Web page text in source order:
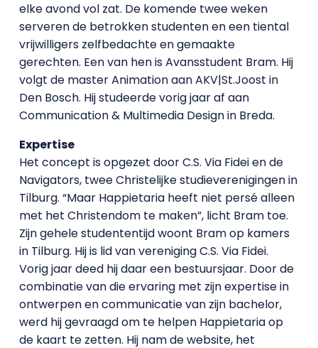
elke avond vol zat. De komende twee weken
serveren de betrokken studenten en een tiental
vrijwilligers zelfbedachte en gemaakte
gerechten. Een van hen is Avansstudent Bram. Hij
volgt de master Animation aan AKV|St.Joost in
Den Bosch. Hij studeerde vorig jaar af aan
Communication & Multimedia Design in Breda.
Expertise
Het concept is opgezet door C.S. Via Fidei en de
Navigators, twee Christelijke studieverenigingen in
Tilburg. “Maar Happietaria heeft niet persé alleen
met het Christendom te maken”, licht Bram toe.
Zijn gehele studententijd woont Bram op kamers
in Tilburg. Hij is lid van vereniging C.S. Via Fidei.
Vorig jaar deed hij daar een bestuursjaar. Door de
combinatie van die ervaring met zijn expertise in
ontwerpen en communicatie van zijn bachelor,
werd hij gevraagd om te helpen Happietaria op
de kaart te zetten. Hij nam de website, het